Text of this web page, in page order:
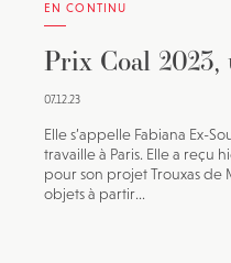
EN CONTINU
Prix Coal 2023,
07.12.23
Elle s’appelle Fabiana Ex-
travaille à Paris. Elle a reçu
pour son projet Trouxas de
objets à partir...